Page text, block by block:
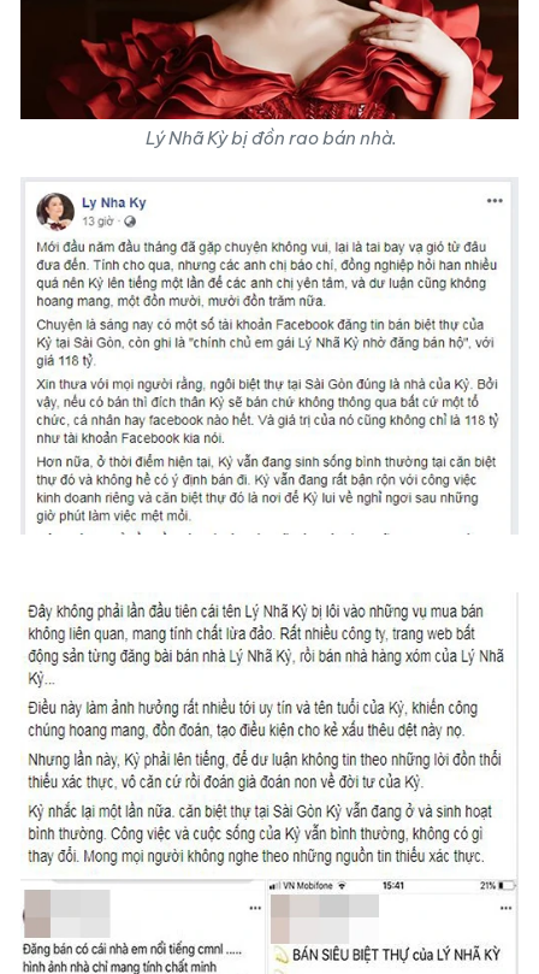
Lý Nhã Kỳ bị đồn rao bán nhà.